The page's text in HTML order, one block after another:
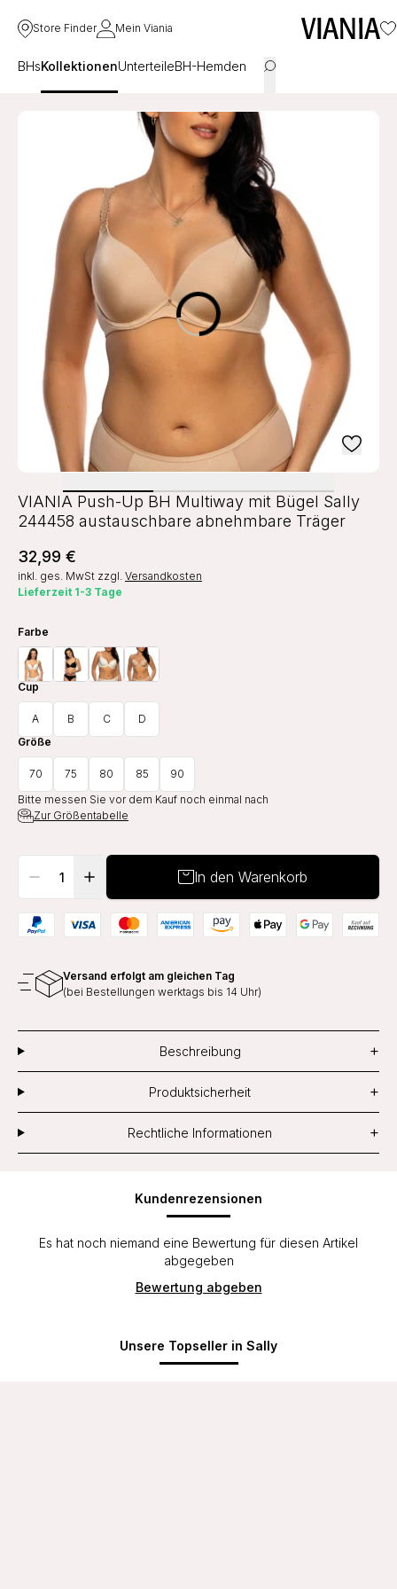
Store Finder Mein Viania
BHsKollektionenUnterteileBH-Hemden
VIANIA Push-Up BH Multiway mit Bügel Sally
244458 austauschbare abnehmbare Träger
32,99 €
inkl. ges. MwSt zzgl. Versandkosten
Lieferzeit 1-3 Tage
Farbe
Cup
A B C
D
Größe
70 75 80 85
90
Bitte messen Sie vor dem Kauf noch einmal nach
Zur Größentabelle
In den Warenkorb
Versand erfolgt am gleichen Tag
(bei Bestellungen werktags bis 14 Uhr)
Beschreibung +
Produktsicherheit +
Rechtliche Informationen +
Kundenrezensionen
Es hat noch niemand eine Bewertung für diesen Artikel
abgegeben
Bewertung abgeben
Unsere Topseller in Sally